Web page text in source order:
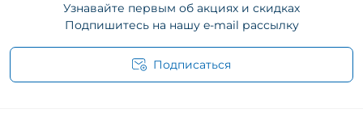
Узнавайте первым об акциях и скидках
Подпишитесь на нашу e-mail рассылку
Подписаться